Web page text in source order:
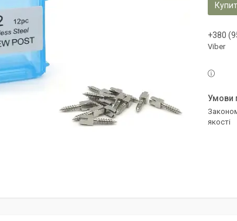
+380
Viber
Законом не передбачено повернення та обмін даного товару належної
якості